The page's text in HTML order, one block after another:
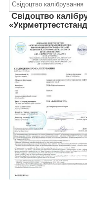
Свідоцтво калібрування
Свідоцтво